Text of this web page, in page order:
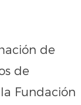
de
de
Fundación